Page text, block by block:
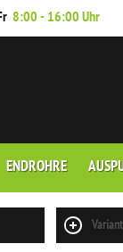
8:00 - 16:00 Uhr
ENDROHRE